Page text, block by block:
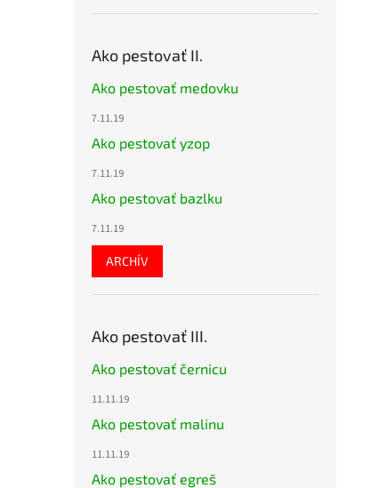
Ako pestovať II.
Ako pestovať medovku
7.11.19
Ako pestovať yzop
7.11.19
Ako pestovať bazlku
7.11.19
ARCHÍV
Ako pestovať III.
Ako pestovať černicu
11.11.19
Ako pestovať malinu
11.11.19
Ako pestovať egreš